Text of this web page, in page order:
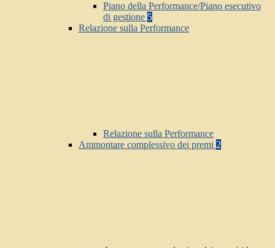
Piano della Performance/Piano esecutivo
di gestione 5
Relazione sulla Performance
Relazione sulla Performance
Ammontare complessivo dei premi 2